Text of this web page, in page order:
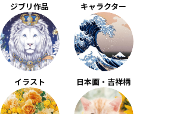
ジブリ作品 キャラクター
イラスト 日本画・吉祥柄